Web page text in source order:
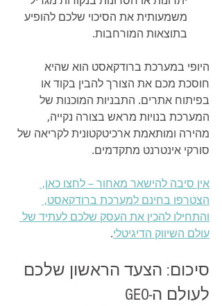
משמעותית את הסיכוי שלכם להופיע
בתוצאות המורחבות.
היופי במערכת ברודקאסט הוא שהיא
חוסכת מכם את הצורך להבין בקוד או
בפיתוח אתרים. התבניות המוכנות של
המערכת בנויות מראש בצורה נקייה,
מהירה ומותאמת ארכיטקטונית לקריאה של
סורקי אינטרנט מתקדמים.
אין סיבה להישאר מאחור – לחצו כאן,
הצטרפו בחינם למערכת ברודקאסט,
והתחילו להכין את העסק שלכם לעתיד של
עולם השיווק הדיגיטלי.
סיכום: הצעד הראשון שלכם
לעולם ה-GEO